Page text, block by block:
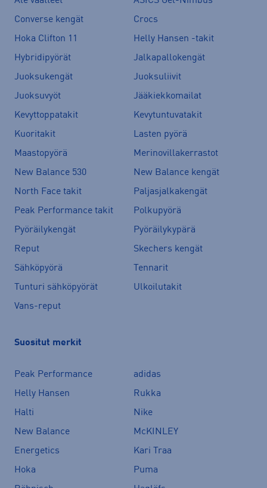
Converse kengät
Crocs
Hoka Clifton 11
Helly Hansen -takit
Hybridipyörät
Jalkapallokengät
Juoksukengät
Juoksuliivit
Juoksuvyöt
Jääkiekkomailat
Kevyttoppatakit
Kevytuntuvatakit
Kuoritakit
Lasten pyörä
Maastopyörä
Merinovillakerrastot
New Balance 530
New Balance kengät
North Face takit
Paljasjalkakengät
Peak Performance takit
Polkupyörä
Pyöräilykengät
Pyöräilykypärä
Reput
Skechers kengät
Sähköpyörä
Tennarit
Tunturi sähköpyörät
Ulkoilutakit
Vans-reput
Suositut merkit
Peak Performance
adidas
Helly Hansen
Rukka
Halti
Nike
New Balance
McKINLEY
Energetics
Kari Traa
Hoka
Puma